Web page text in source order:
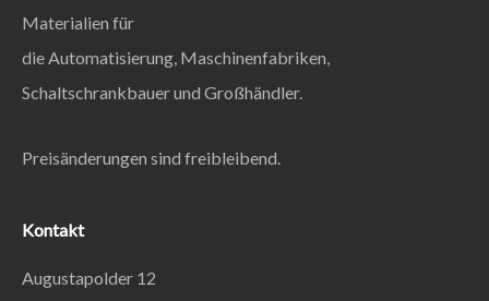
Materialien für
die Automatisierung, Maschinenfabriken,
Schaltschrankbauer und Großhändler.
Preisänderungen sind freibleibend.
Kontakt
Augustapolder 12